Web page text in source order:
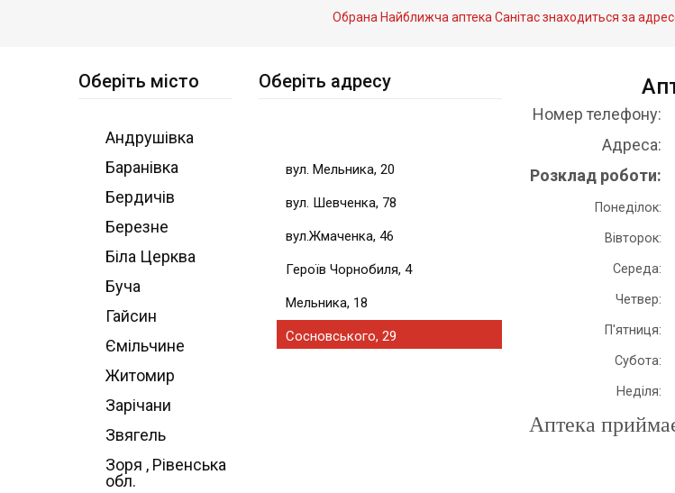
Обрана Найближча аптека Санітас знаходиться за
Оберіть місто
Андрушівка
Баранівка
Бердичів
Березне
Біла Церква
Буча
Гайсин
Ємільчине
Житомир
Зарічани
Звягель
Зоря , Рівенська
обл.
Оберіть адресу
вул. Мельника, 20
вул. Шевченка, 78
вул.Жмаченка, 46
Героїв Чорнобиля, 4
Мельника, 18
Сосновського, 29
Номер телефону:
Адреса:
Розклад роботи:
Понеділок:
Вівторок:
Середа:
Четвер:
П'ятниця:
Субота:
Неділя:
Аптека